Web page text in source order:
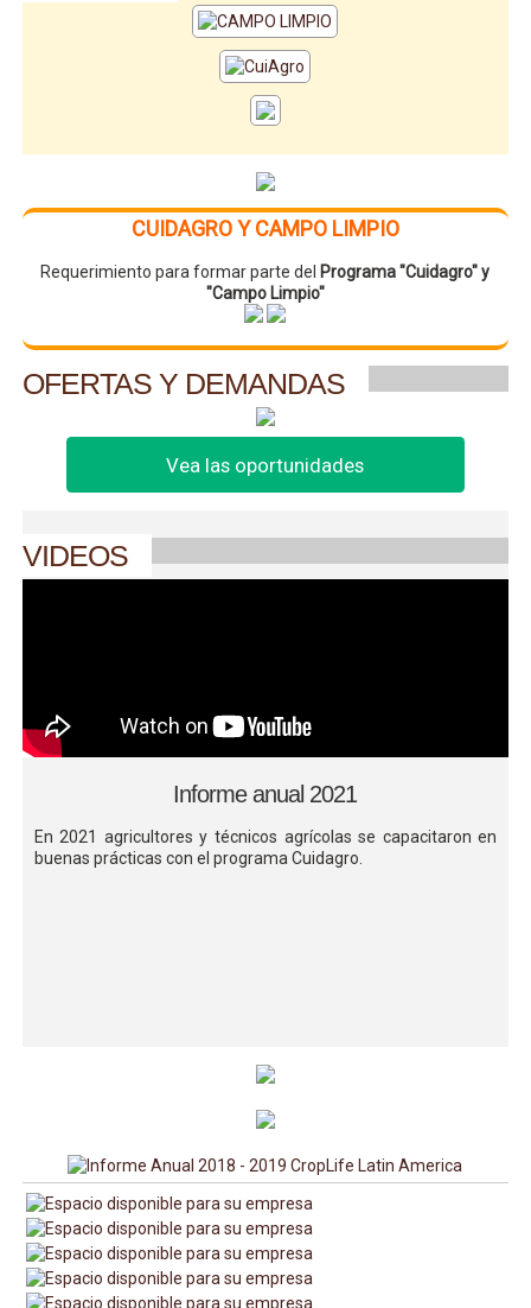
CUIDAGRO Y CAMPO LIMPIO
Requerimiento para formar parte del Programa "Cuidagro" y
"Campo Limpio"
OFERTAS Y DEMANDAS
Vea las oportunidades
VIDEOS
Informe anual 2021
En 2021 agricultores y técnicos agrícolas se capacitaron en
buenas prácticas con el programa Cuidagro.